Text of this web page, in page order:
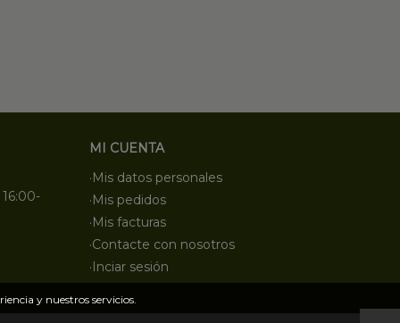
MI CUENTA
·Mis datos personales
·Mis pedidos
·Mis facturas
·Contacte con nosotros
·Inciar sesión
y nuestros servicios.